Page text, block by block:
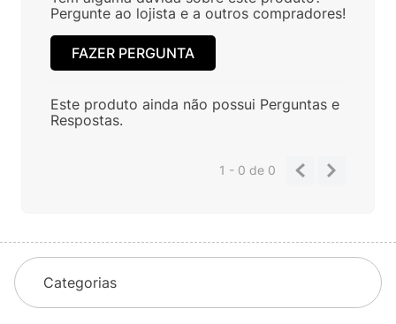
Pergunte ao lojista e a outros compradores!
FAZER PERGUNTA
Este produto ainda não possui Perguntas e
Respostas.
1 - 0de 0
Categorias